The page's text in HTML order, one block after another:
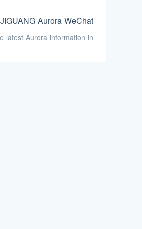
Aurora WeChat
latest Aurora information in